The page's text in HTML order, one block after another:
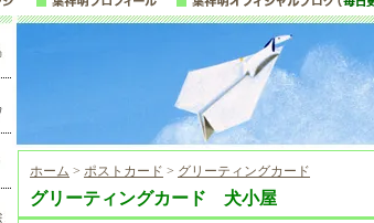
ホーム > ポストカード > グリーティングカード
グリーティングカード 犬小屋